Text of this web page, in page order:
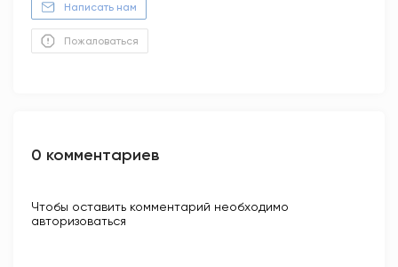
Написать нам
Пожаловаться
0 комментариев
Чтобы оставить комментарий необходимо
авторизоваться